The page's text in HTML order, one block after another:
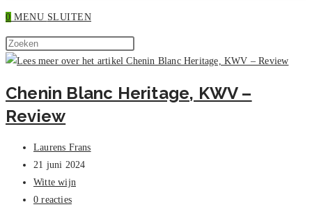
ZOEKEN
het
te
0 MENU SLUITEN
Zoek
op
site
op
om
Chenin Blanc Heritage, KWV –
Review
Bericht
auteur:
Laurens Frans
Bericht
gepubliceerd
op:
21 juni 2024
Berichtcategorie:
Witte wijn
Bericht
0 reacties